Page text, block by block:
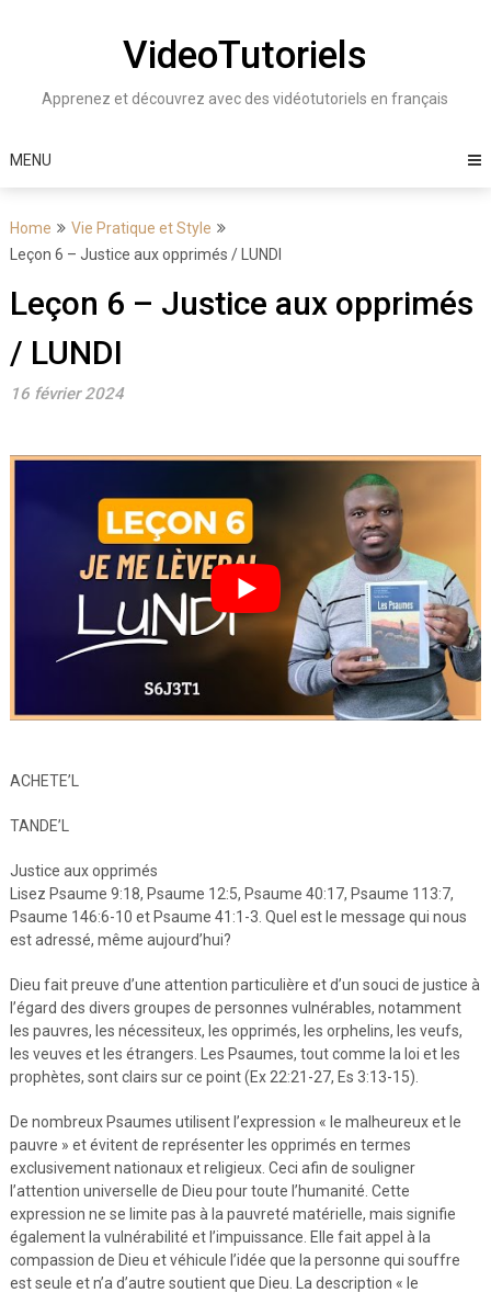
VideoTutoriels
Apprenez et découvrez avec des vidéotutoriels en français
MENU
Home
Vie Pratique et Style
Leçon 6 – Justice aux opprimés / LUNDI
Leçon 6 – Justice aux opprimés
/ LUNDI
16 février 2024
ACHETE’L
TANDE’L
Justice aux opprimés
Lisez Psaume 9:18, Psaume 12:5, Psaume 40:17, Psaume 113:7,
Psaume 146:6-10 et Psaume 41:1-3. Quel est le message qui nous
est adressé, même aujourd’hui?
Dieu fait preuve d’une attention particulière et d’un souci de justice à
l’égard des divers groupes de personnes vulnérables, notamment
les pauvres, les nécessiteux, les opprimés, les orphelins, les veufs,
les veuves et les étrangers. Les Psaumes, tout comme la loi et les
prophètes, sont clairs sur ce point (Ex 22:21-27, Es 3:13-15).
De nombreux Psaumes utilisent l’expression « le malheureux et le
pauvre » et évitent de représenter les opprimés en termes
exclusivement nationaux et religieux. Ceci afin de souligner
l’attention universelle de Dieu pour toute l’humanité. Cette
expression ne se limite pas à la pauvreté matérielle, mais signifie
également la vulnérabilité et l’impuissance. Elle fait appel à la
compassion de Dieu et véhicule l’idée que la personne qui souffre
est seule et n’a d’autre soutient que Dieu. La description « le